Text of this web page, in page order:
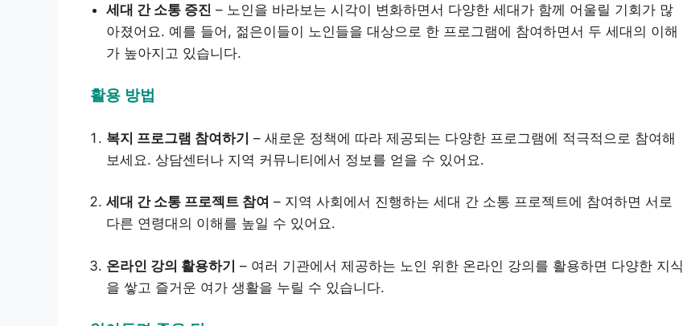
세대 간 소통 증진 – 노인을 바라보는 시각이 변화하면서 다양한 세대가 함께 어울릴 기회가 많
아졌어요. 예를 들어, 젊은이들이 노인들을 대상으로 한 프로그램에 참여하면서 두 세대의 이해
가 높아지고 있습니다.
활용 방법
복지 프로그램 참여하기 – 새로운 정책에 따라 제공되는 다양한 프로그램에 적극적으로 참여해
보세요. 상담센터나 지역 커뮤니티에서 정보를 얻을 수 있어요.
세대 간 소통 프로젝트 참여 – 지역 사회에서 진행하는 세대 간 소통 프로젝트에 참여하면 서로
다른 연령대의 이해를 높일 수 있어요.
온라인 강의 활용하기 – 여러 기관에서 제공하는 노인 위한 온라인 강의를 활용하면 다양한 지식
을 쌓고 즐거운 여가 생활을 누릴 수 있습니다.